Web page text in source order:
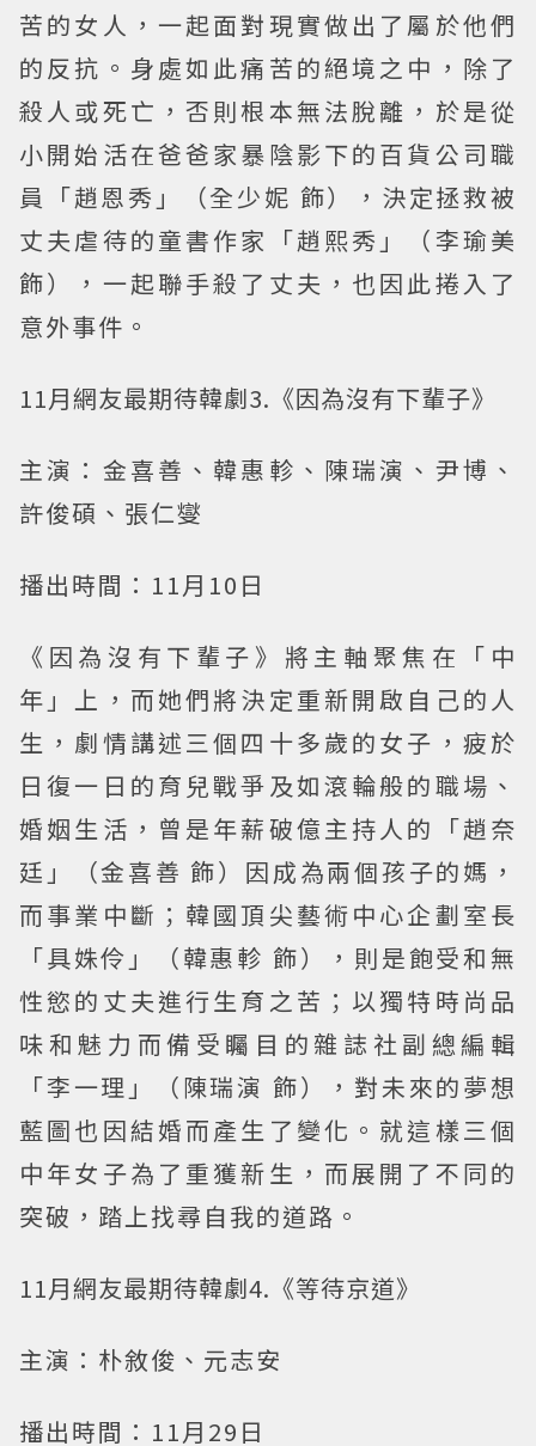
苦的女人，一起面對現實做出了屬於他們
的反抗。身處如此痛苦的絕境之中，除了
殺人或死亡，否則根本無法脫離，於是從
小開始活在爸爸家暴陰影下的百貨公司職
員「趙恩秀」（全少妮 飾），決定拯救被
丈夫虐待的童書作家「趙熙秀」（李瑜美
飾），一起聯手殺了丈夫，也因此捲入了
意外事件。
11月網友最期待韓劇3.《因為沒有下輩子》
主演：金喜善、韓惠軫、陳瑞演、尹博、
許俊碩、張仁燮
播出時間：11月10日
《因為沒有下輩子》將主軸聚焦在「中
年」上，而她們將決定重新開啟自己的人
生，劇情講述三個四十多歲的女子，疲於
日復一日的育兒戰爭及如滾輪般的職場、
婚姻生活，曾是年薪破億主持人的「趙奈
廷」（金喜善 飾）因成為兩個孩子的媽，
而事業中斷；韓國頂尖藝術中心企劃室長
「具姝伶」（韓惠軫 飾），則是飽受和無
性慾的丈夫進行生育之苦；以獨特時尚品
味和魅力而備受矚目的雜誌社副總編輯
「李一理」（陳瑞演 飾），對未來的夢想
藍圖也因結婚而產生了變化。就這樣三個
中年女子為了重獲新生，而展開了不同的
突破，踏上找尋自我的道路。
11月網友最期待韓劇4.《等待京道》
主演：朴敘俊、元志安
播出時間：11月29日